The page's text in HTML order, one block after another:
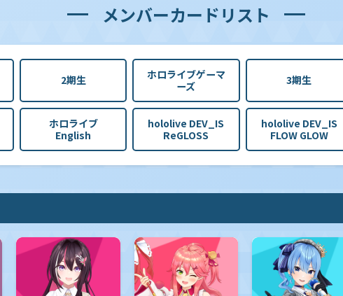
メンバーカードリスト
2期生
ホロライブゲーマ
ーズ
3期生
ホロライブ
English
hololive DEV_IS
ReGLOSS
hololive DEV_IS
FLOW GLOW